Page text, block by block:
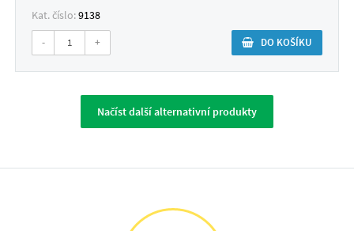
Kat. číslo:9138
- + DO KOŠÍKU
Načíst další alternativní produkty